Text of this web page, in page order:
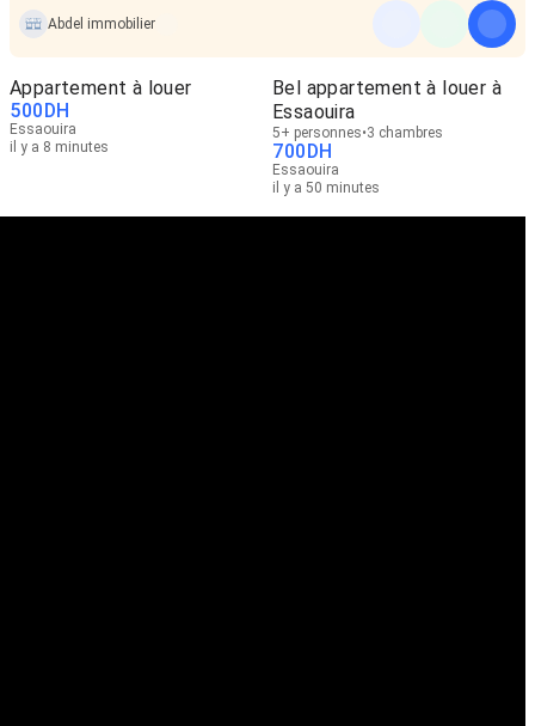
Abdel immobilier
Appartement à louer
500DH
Essaouira
il y a 8 minutes
Bel appartement à louer à
Essaouira
5+ personnes 3 chambres
700DH
Essaouira
il y a 50 minutes